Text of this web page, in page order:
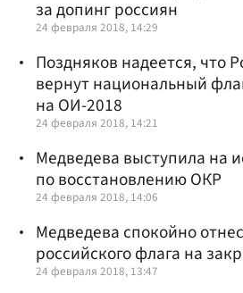
за допинг россиян
24 февраля 2018, 14:29
Поздняков надеется, что
вернут национальный
на ОИ-2018‍
24 февраля 2018, 14:21
Медведева выступила на
по восстановлению ОКР
24 февраля 2018, 14:06
Медведева спокойно
российского флага на
24 февраля 2018, 13:47